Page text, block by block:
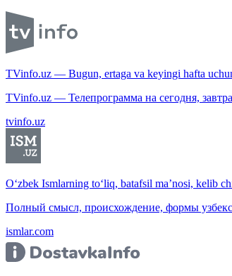
TVinfo.uz — Bugun, ertaga va keyingi hafta
TVinfo.uz — Телепрограмма на сегодня,
tvinfo.uz
O‘zbek Ismlarning to‘liq, batafsil ma’nosi, kelib
Полный смысл, происхождение, формы
ismlar.com